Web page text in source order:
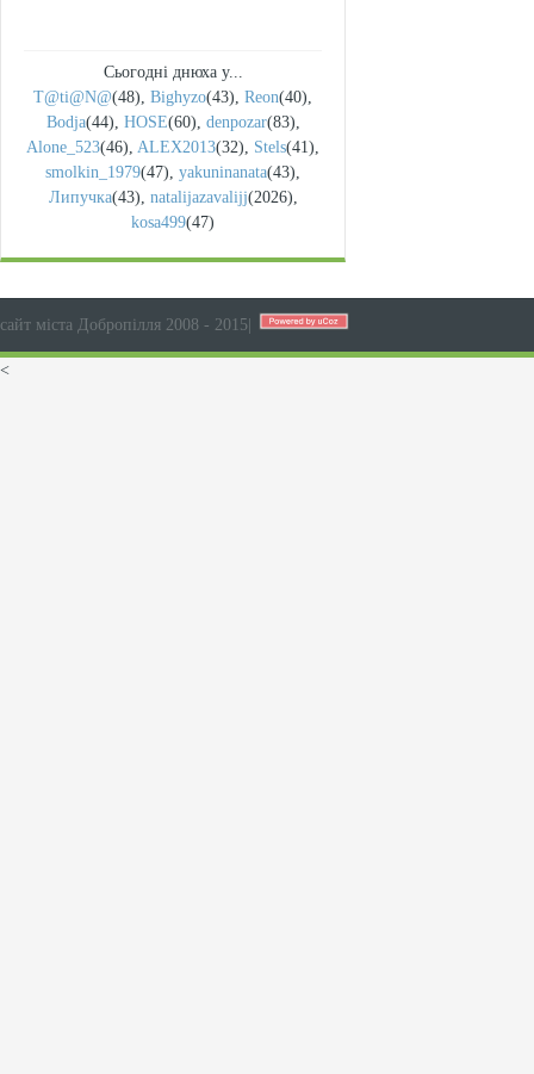
Сьогодні днюха у...
T@ti@N@(48), Bighyzo(43), Reon(40),
Bodja(44), HOSE(60), denpozar(83),
Alone_523(46), ALEX2013(32), Stels(41),
smolkin_1979(47), yakuninanata(43),
Липучка(43), natalijazavalijj(2026),
kosa499(47)
сайт міста Добропілля 2008 - 2015
<